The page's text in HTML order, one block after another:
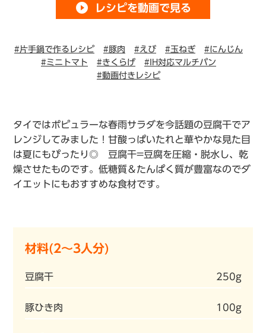
play_circle_filled レシピを動画で見る
#片手鍋で作るレシピ #豚肉 #えび #玉ねぎ
#にんじん
#ミニトマト
#きくらげ
#IH対応マルチパン
#動画付きレシピ
タイではポピュラーな春雨サラダを今話題の豆腐干でア
レンジしてみました！甘酸っぱいたれと華やかな見た目
は夏にもぴったり◎ 豆腐干=豆腐を圧縮・脱水し、乾
燥させたものです。低糖質＆たんぱく質が豊富なのでダ
イエットにもおすすめな食材です。
材料(2～3人分)
豆腐干 250g
豚ひき肉 100g